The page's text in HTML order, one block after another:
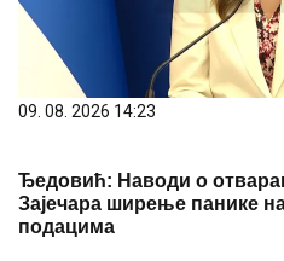
09. 08. 2026 14:23
Ђедовић: Наводи о
Зајечара ширење панике
подацима